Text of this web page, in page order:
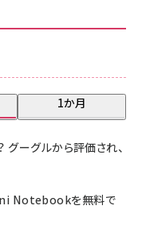
1か月
グーグルから評価され、
Notebookを無料で